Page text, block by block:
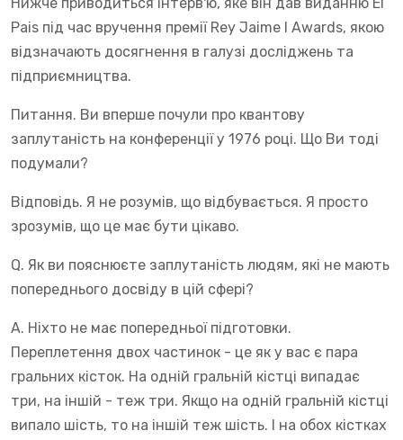
Pais під час вручення премії Rey Jaime I Awards, якою
відзначають досягнення в галузі досліджень та
підприємництва.
Питання. Ви вперше почули про квантову
заплутаність на конференції у 1976 році. Що Ви тоді
подумали?
Відповідь. Я не розумів, що відбувається. Я просто
зрозумів, що це має бути цікаво.
Q. Як ви пояснюєте заплутаність людям, які не мають
попереднього досвіду в цій сфері?
A. Ніхто не має попередньої підготовки.
Переплетення двох частинок - це як у вас є пара
гральних кісток. На одній гральній кістці випадає
три, на іншій - теж три. Якщо на одній гральній кістці
випало шість, то на іншій теж шість. І на обох кістках